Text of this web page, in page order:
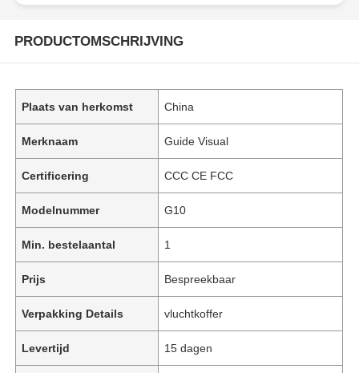
PRODUCTOMSCHRIJVING
Plaats van herkomst China
Merknaam Guide Visual
Certificering CCC CE FCC
Modelnummer G10
Min. bestelaantal 1
Prijs Bespreekbaar
Verpakking Details vluchtkoffer
Levertijd 15 dagen